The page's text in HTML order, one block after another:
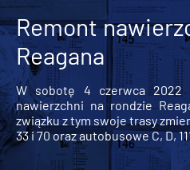
Remont
Reagana
W sobotę 4 czerwca 2022
nawierzchni na rondzie
związku z tym swoje trasy
33 i 70 oraz autobusowe C, D,